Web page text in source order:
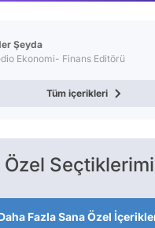
Şeyda
Ekonomi- Finans Editörü
Tüm içerikleri
Özel
Fazla Sana Özel